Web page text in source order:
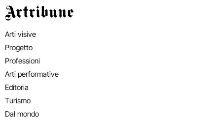
Artribune
Arti visive
Progetto
Professioni
Arti performative
Editoria
Turismo
Dal mondo